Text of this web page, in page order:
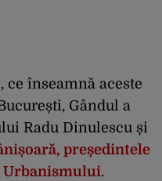
ce înseamnă aceste
Gândul a
Radu Dinulescu și
președintele
Urbanismului.